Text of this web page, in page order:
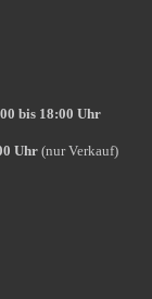
bis 18:00 Uhr
Uhr(nur Verkauf)